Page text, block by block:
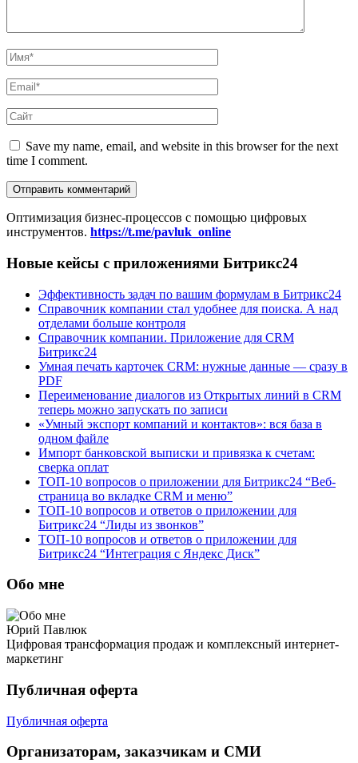
Save my name, email, and website in this browser for the next
time I comment.
Оптимизация бизнес-процессов с помощью цифровых
инструментов. https://t.me/pavluk_online
Новые кейсы с приложениями Битрикс24
Эффективность задач по вашим формулам в Битрикс24
Справочник компании стал удобнее для поиска. А над
отделами больше контроля
Справочник компании. Приложение для CRM
Битрикс24
Умная печать карточек CRM: нужные данные — сразу в
PDF
Переименование диалогов из Открытых линий в CRM
теперь можно запускать по записи
«Умный экспорт компаний и контактов»: вся база в
одном файле
Импорт банковской выписки и привязка к счетам:
сверка оплат
ТОП-10 вопросов о приложении для Битрикс24 “Веб-
страница во вкладке CRM и меню”
ТОП-10 вопросов и ответов о приложении для
Битрикс24 “Лиды из звонков”
ТОП-10 вопросов и ответов о приложении для
Битрикс24 “Интеграция с Яндекс Диск”
Обо мне
Юрий Павлюк
Цифровая трансформация продаж и комплексный интернет-
маркетинг
Публичная оферта
Публичная оферта
Организаторам, заказчикам и СМИ